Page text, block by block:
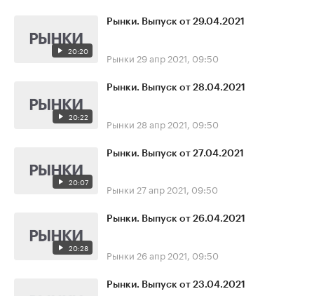
20:20
Рынки. Выпуск от 29.04.2021
Рынки 29 апр 2021, 09:50
20:22
Рынки. Выпуск от 28.04.2021
Рынки 28 апр 2021, 09:50
20:07
Рынки. Выпуск от 27.04.2021
Рынки 27 апр 2021, 09:50
20:28
Рынки. Выпуск от 26.04.2021
Рынки 26 апр 2021, 09:50
Рынки. Выпуск от 23.04.2021